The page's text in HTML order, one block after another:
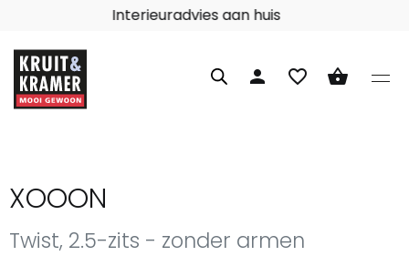
Interieuradvies aan huis
person favorite_border shopping_basket
XOOON
Twist, 2.5-zits - zonder armen